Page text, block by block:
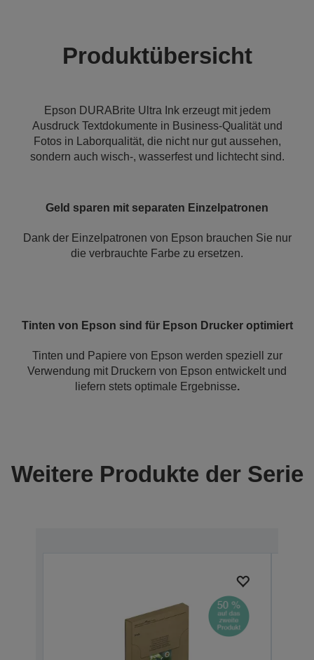
Produktübersicht
Epson DURABrite Ultra Ink erzeugt mit jedem
Ausdruck Textdokumente in Business-Qualität und
Fotos in Laborqualität, die nicht nur gut aussehen,
sondern auch wisch-, wasserfest und lichtecht sind.
Geld sparen mit separaten Einzelpatronen
Dank der Einzelpatronen von Epson brauchen Sie nur
die verbrauchte Farbe zu ersetzen.
Tinten von Epson sind für Epson Drucker optimiert
Tinten und Papiere von Epson werden speziell zur
Verwendung mit Druckern von Epson entwickelt und
liefern stets optimale Ergebnisse.
Weitere Produkte der Serie